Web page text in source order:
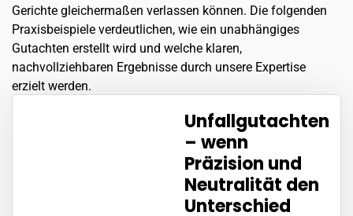
Gerichte gleichermaßen verlassen können. Die folgenden
Praxisbeispiele verdeutlichen, wie ein unabhängiges
Gutachten erstellt wird und welche klaren,
nachvollziehbaren Ergebnisse durch unsere Expertise
erzielt werden.
Unfallgutachten
– wenn
Präzision und
Neutralität den
Unterschied